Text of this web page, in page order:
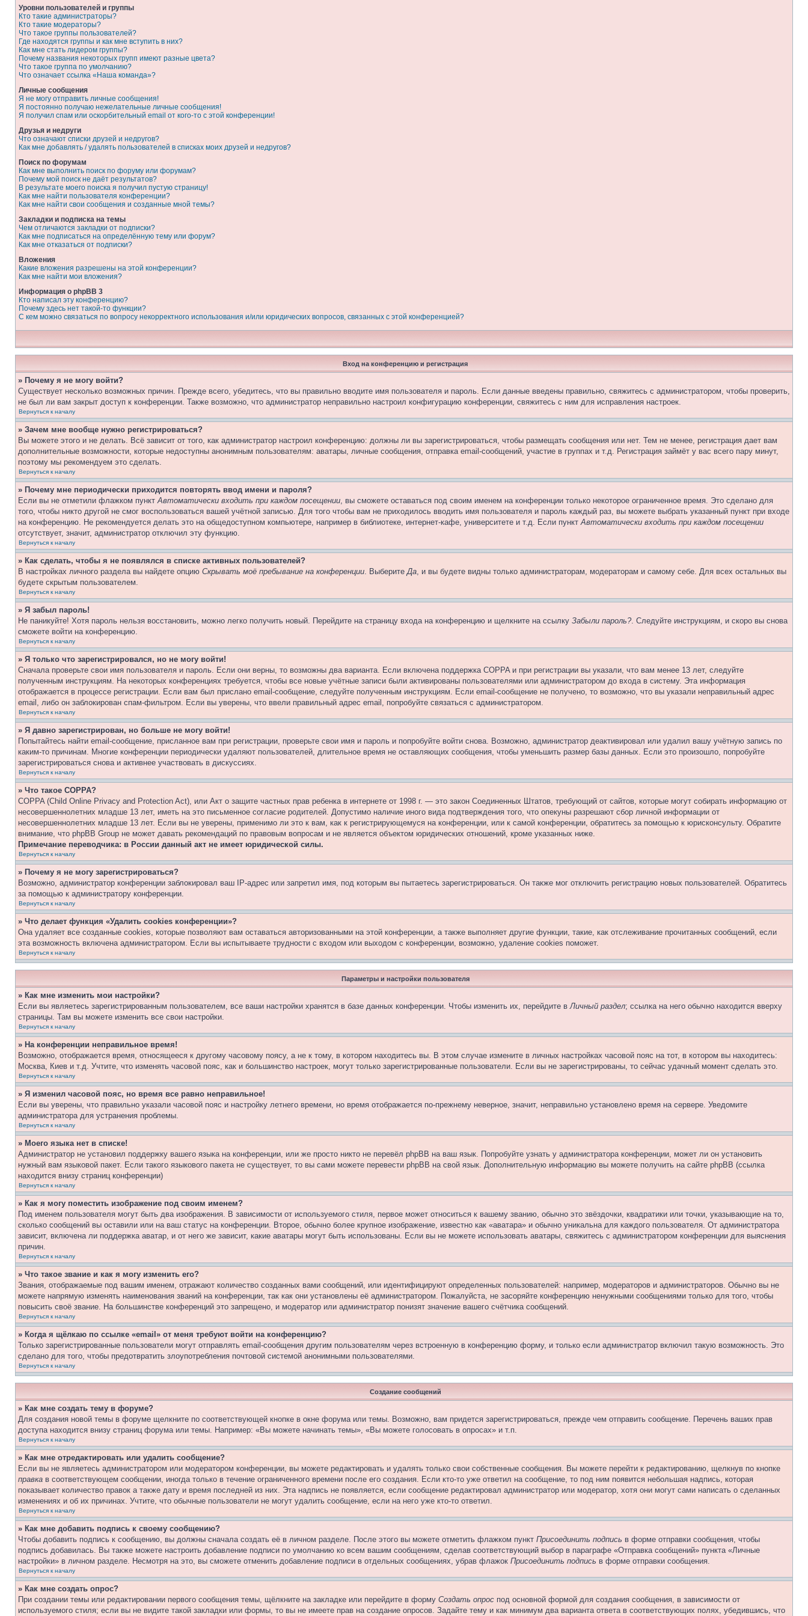
Уровни пользователей и группы
Кто такие администраторы?
Кто такие модераторы?
Что такое группы пользователей?
Где находятся группы и как мне вступить в них?
Как мне стать лидером группы?
Почему названия некоторых групп имеют разные цвета?
Что такое группа по умолчанию?
Что означает ссылка «Наша команда»?
Личные сообщения
Я не могу отправить личные сообщения!
Я постоянно получаю нежелательные личные сообщения!
Я получил спам или оскорбительный email от кого-то с этой конференции!
Друзья и недруги
Что означают списки друзей и недругов?
Как мне добавлять / удалять пользователей в списках моих друзей и недругов?
Поиск по форумам
Как мне выполнить поиск по форуму или форумам?
Почему мой поиск не даёт результатов?
В результате моего поиска я получил пустую страницу!
Как мне найти пользователя конференции?
Как мне найти свои сообщения и созданные мной темы?
Закладки и подписка на темы
Чем отличаются закладки от подписки?
Как мне подписаться на определённую тему или форум?
Как мне отказаться от подписки?
Вложения
Какие вложения разрешены на этой конференции?
Как мне найти мои вложения?
Информация о phpBB 3
Кто написал эту конференцию?
Почему здесь нет такой-то функции?
С кем можно связаться по вопросу некорректного использования и/или юридических вопросов, связанных с этой конференцией?
Вход на конференцию и регистрация
» Почему я не могу войти?
Существует несколько возможных причин. Прежде всего, убедитесь, что вы правильно вводите имя пользователя и пароль. Если данные введены правильно, свяжитесь с администратором, чтобы проверить,
не был ли вам закрыт доступ к конференции. Также возможно, что администратор неправильно настроил конфигурацию конференции, свяжитесь с ним для исправления настроек.
Вернуться к началу
» Зачем мне вообще нужно регистрироваться?
Вы можете этого и не делать. Всё зависит от того, как администратор настроил конференцию: должны ли вы зарегистрироваться, чтобы размещать сообщения или нет. Тем не менее, регистрация дает вам
дополнительные возможности, которые недоступны анонимным пользователям: аватары, личные сообщения, отправка email-сообщений, участие в группах и т.д. Регистрация займёт у вас всего пару минут,
поэтому мы рекомендуем это сделать.
Вернуться к началу
» Почему мне периодически приходится повторять ввод имени и пароля?
Если вы не отметили флажком пунктАвтоматически входить при каждом посещении, вы сможете оставаться под своим именем на конференции только некоторое ограниченное время. Это сделано для
того, чтобы никто другой не смог воспользоваться вашей учётной записью. Для того чтобы вам не приходилось вводить имя пользователя и пароль каждый раз, вы можете выбрать указанный пункт при входе
на конференцию. Не рекомендуется делать это на общедоступном компьютере, например в библиотеке, интернет-кафе, университете и т.д. Если пунктАвтоматически входить при каждом посещении
отсутствует, значит, администратор отключил эту функцию.
Вернуться к началу
» Как сделать, чтобы я не появлялся в списке активных пользователей?
В настройках личного раздела вы найдете опцию Скрывать моё пребывание на конференции. ВыберитеДа, и вы будете видны только администраторам, модераторам и самому себе. Для всех остальных вы
будете скрытым пользователем.
Вернуться к началу
» Я забыл пароль!
Не паникуйте! Хотя пароль нельзя восстановить, можно легко получить новый. Перейдите на страницу входа на конференцию и щелкните на ссылку Забыли пароль?. Следуйте инструкциям, и скоро вы снова
сможете войти на конференцию.
Вернуться к началу
» Я только что зарегистрировался, но не могу войти!
Сначала проверьте свои имя пользователя и пароль. Если они верны, то возможны два варианта. Если включена поддержка COPPA и при регистрации вы указали, что вам менее 13 лет, следуйте
полученным инструкциям. На некоторых конференциях требуется, чтобы все новые учётные записи были активированы пользователями или администратором до входа в систему. Эта информация
отображается в процессе регистрации. Если вам был прислано email-сообщение, следуйте полученным инструкциям. Если email-сообщение не получено, то возможно, что вы указали неправильный адрес
email, либо он заблокирован спам-фильтром. Если вы уверены, что ввели правильный адрес email, попробуйте связаться с администратором.
Вернуться к началу
» Я давно зарегистрирован, но больше не могу войти!
Попытайтесь найти email-сообщение, присланное вам при регистрации, проверьте свои имя и пароль и попробуйте войти снова. Возможно, администратор деактивировал или удалил вашу учётную запись по
каким-то причинам. Многие конференции периодически удаляют пользователей, длительное время не оставляющих сообщения, чтобы уменьшить размер базы данных. Если это произошло, попробуйте
зарегистрироваться снова и активнее участвовать в дискуссиях.
Вернуться к началу
» Что такое COPPA?
COPPA (Child Online Privacy and Protection Act), или Акт о защите частных прав ребенка в интернете от 1998 г. — это закон Соединенных Штатов, требующий от сайтов, которые могут собирать информацию от
несовершеннолетних младше 13 лет, иметь на это письменное согласие родителей. Допустимо наличие иного вида подтверждения того, что опекуны разрешают сбор личной информации от
несовершеннолетних младше 13 лет. Если вы не уверены, применимо ли это к вам, как к регистрирующемуся на конференции, или к самой конференции, обратитесь за помощью к юрисконсульту. Обратите
внимание, что phpBB Group не может давать рекомендаций по правовым вопросам и не является объектом юридических отношений, кроме указанных ниже.
Примечание переводчика: в России данный акт не имеет юридической силы.
Вернуться к началу
» Почему я не могу зарегистрироваться?
Возможно, администратор конференции заблокировал ваш IP-адрес или запретил имя, под которым вы пытаетесь зарегистрироваться. Он также мог отключить регистрацию новых пользователей. Обратитесь
за помощью к администратору конференции.
Вернуться к началу
» Что делает функция «Удалить cookies конференции»?
Она удаляет все созданные cookies, которые позволяют вам оставаться авторизованными на этой конференции, а также выполняет другие функции, такие, как отслеживание прочитанных сообщений, если
эта возможность включена администратором. Если вы испытываете трудности с входом или выходом с конференции, возможно, удаление cookies поможет.
Вернуться к началу
Параметры и настройки пользователя
» Как мне изменить мои настройки?
Если вы являетесь зарегистрированным пользователем, все ваши настройки хранятся в базе данных конференции. Чтобы изменить их, перейдите вЛичный раздел; ссылка на него обычно находится вверху
страницы. Там вы можете изменить все свои настройки.
Вернуться к началу
» На конференции неправильное время!
Возможно, отображается время, относящееся к другому часовому поясу, а не к тому, в котором находитесь вы. В этом случае измените в личных настройках часовой пояс на тот, в котором вы находитесь:
Москва, Киев и т.д. Учтите, что изменять часовой пояс, как и большинство настроек, могут только зарегистрированные пользователи. Если вы не зарегистрированы, то сейчас удачный момент сделать это.
Вернуться к началу
» Я изменил часовой пояс, но время все равно неправильное!
Если вы уверены, что правильно указали часовой пояс и настройку летнего времени, но время отображается по-прежнему неверное, значит, неправильно установлено время на сервере. Уведомите
администратора для устранения проблемы.
Вернуться к началу
» Моего языка нет в списке!
Администратор не установил поддержку вашего языка на конференции, или же просто никто не перевёл phpBB на ваш язык. Попробуйте узнать у администратора конференции, может ли он установить
нужный вам языковой пакет. Если такого языкового пакета не существует, то вы сами можете перевести phpBB на свой язык. Дополнительную информацию вы можете получить на сайте phpBB (ссылка
находится внизу страниц конференции)
Вернуться к началу
» Как я могу поместить изображение под своим именем?
Под именем пользователя могут быть два изображения. В зависимости от используемого стиля, первое может относиться к вашему званию, обычно это звёздочки, квадратики или точки, указывающие на то,
сколько сообщений вы оставили или на ваш статус на конференции. Второе, обычно более крупное изображение, известно как «аватара» и обычно уникальна для каждого пользователя. От администратора
зависит, включена ли поддержка аватар, и от него же зависит, какие аватары могут быть использованы. Если вы не можете использовать аватары, свяжитесь с администратором конференции для выяснения
причин.
Вернуться к началу
» Что такое звание и как я могу изменить его?
Звания, отображаемые под вашим именем, отражают количество созданных вами сообщений, или идентифицируют определенных пользователей: например, модераторов и администраторов. Обычно вы не
можете напрямую изменять наименования званий на конференции, так как они установлены её администратором. Пожалуйста, не засоряйте конференцию ненужными сообщениями только для того, чтобы
повысить своё звание. На большинстве конференций это запрещено, и модератор или администратор понизят значение вашего счётчика сообщений.
Вернуться к началу
» Когда я щёлкаю по ссылке «email» от меня требуют войти на конференцию?
Только зарегистрированные пользователи могут отправлять email-сообщения другим пользователям через встроенную в конференцию форму, и только если администратор включил такую возможность. Это
сделано для того, чтобы предотвратить злоупотребления почтовой системой анонимными пользователями.
Вернуться к началу
Создание сообщений
» Как мне создать тему в форуме?
Для создания новой темы в форуме щелкните по соответствующей кнопке в окне форума или темы. Возможно, вам придется зарегистрироваться, прежде чем отправить сообщение. Перечень ваших прав
доступа находится внизу страниц форума или темы. Например: «Вы можете начинать темы», «Вы можете голосовать в опросах» и т.п.
Вернуться к началу
» Как мне отредактировать или удалить сообщение?
Если вы не являетесь администратором или модератором конференции, вы можете редактировать и удалять только свои собственные сообщения. Вы можете перейти к редактированию, щелкнув по кнопке
правка в соответствующем сообщении, иногда только в течение ограниченного времени после его создания. Если кто-то уже ответил на сообщение, то под ним появится небольшая надпись, которая
показывает количество правок а также дату и время последней из них. Эта надпись не появляется, если сообщение редактировал администратор или модератор, хотя они могут сами написать о сделанных
изменениях и об их причинах. Учтите, что обычные пользователи не могут удалить сообщение, если на него уже кто-то ответил.
Вернуться к началу
» Как мне добавить подпись к своему сообщению?
Чтобы добавить подпись к сообщению, вы должны сначала создать её в личном разделе. После этого вы можете отметить флажком пункт Присоединить подпись в форме отправки сообщения, чтобы
подпись добавилась. Вы также можете настроить добавление подписи по умолчанию ко всем вашим сообщениям, сделав соответствующий выбор в параграфе «Отправка сообщений» пункта «Личные
настройки» в личном разделе. Несмотря на это, вы сможете отменить добавление подписи в отдельных сообщениях, убрав флажок Присоединить подпись в форме отправки сообщения.
Вернуться к началу
» Как мне создать опрос?
При создании темы или редактировании первого сообщения темы, щёлкните на закладке или перейдите в форму Создать опрос под основной формой для создания сообщения, в зависимости от
используемого стиля; если вы не видите такой закладки или формы, то вы не имеете прав на создание опросов. Задайте тему и как минимум два варианта ответа в соответствующих полях, убедившись, что